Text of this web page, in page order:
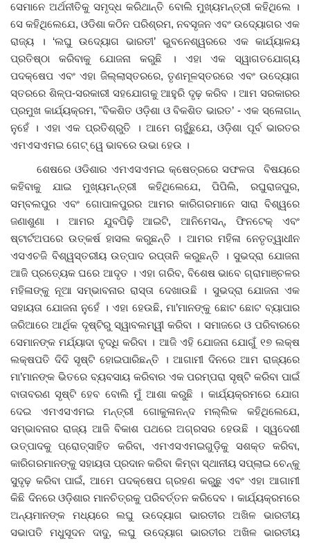
ସେମାନେ ଅର୍ଥନୀତିକୁ ସମୃଦ୍ଧ କରିଥାନ୍ତି ବୋଲି ମୁଖ୍ୟମନ୍ତ୍ରୀ କହିଥିଲେ ।
ସେ କହିଥିଲେଯେ, ଓଡିଶା କଠିନ ପରିଶ୍ରମ, ନବସୃଜନ ଏବଂ ଉଦ୍ୟୋଗର ଏକ
ରାଜ୍ୟ । ‘ଲଘୁ ଉଦ୍ୟୋଗ ଭାରତୀ’ ଭୁବନେଶ୍ୱରରେ ଏକ କାର୍ଯ୍ୟାଳୟ
ପ୍ରତିଷ୍ଠା କରିବାକୁ ଯୋଜନା କରୁଛି । ଏହା ଏକ ସ୍ୱାଗତଯୋଗ୍ୟ
ପଦକ୍ଷେପ ଏବଂ ଏହା ଜିଲ୍ଲାସ୍ତରରେ, ତୃଣମୂଳସ୍ତରରେ ଏବଂ ଉଦ୍ୟୋଗ
ସ୍ତରରେ ଶିଳ୍ପ-ସରକାରୀ ସହଯୋଗକୁ ଆହୁରି ଦୃଢ଼ କରିବ । ଆମ ସରକାରର
ପ୍ରମୁଖ କାର୍ଯ୍ୟକ୍ରମ, "ବିକଶିତ ଓଡ଼ିଶା ଓ ବିକଶିତ ଭାରତ’ - ଏକ ସ୍ଳୋଗାନ୍‌
ନୁହେଁ । ଏହା ଏକ ପ୍ରତିଶ୍ରୁତି । ଆମେ ଚାହୁଁଛୁଯେ, ଓଡ଼ିଶା ପୂର୍ବ ଭାରତର
ଏମଏସଏମଇ ଗେଟ୍‌ ୱେ ଭାବରେ ଉଭା ହେଉ ।
ଶେଷରେ ଓଡିଶାର ଏମଏସଏମଇ କ୍ଷେତ୍ରରେ ସଫଳତା ବିଷୟରେ
କହିବାକୁ ଯାଇ ମୁଖ୍ୟମନ୍ତ୍ରୀ କହିଥିଲେଯେ, ପିପିଲି, ରଘୁରାଜପୁର,
ସମ୍ବଲପୁର ଏବଂ ଗୋପାଳପୁରର ଆମର କାରିଗରମାନେ ସାରା ବିଶ୍ୱରେ
ଜଣାଶୁଣା । ଆମର ଯୁବପିଢ଼ି ଆଇଟି, ଆନିମେସନ୍‌, ଫିନଟେକ୍‌ ଏବଂ
ଷ୍ଟାର୍ଟଅପରେ ଉତ୍କର୍ଷ ହାସଲ କରୁଛନ୍ତି । ଆମର ମହିଳା ନେତୃତ୍ୱାଧୀନ
ଏସଏଚଜି ବିଶ୍ୱସ୍ତରୀୟ ଉତ୍ପାଦ ରପ୍ତାନି କରୁଛନ୍ତି । ସୁଭଦ୍ରା ଯୋଜନା
ଆଜି ପ୍ରତ୍ୟେକ ଘରେ ଆଦୃତ । ଏହା ଗରିବ, ବିଶେଷ ଭାବେ ଗ୍ରାମାଞ୍ଚଳର
ମହିଳାଙ୍କୁ ନୂଆ ସମ୍ଭାବନାର ରାସ୍ତା ଦେଖାଉଛି । ସୁଭଦ୍ରା ଯୋଜନା ଏକ
ସହାୟତା ଯୋଜନା ନୁହେଁ । ଏହା ହେଉଛି, ମା’ମାନଙ୍କୁ ଛୋଟ ଛୋଟ ବ୍ୟାପାର
ଜରିଆରେ ଆର୍ଥିକ ଦୃଷ୍ଟିରୁ ସ୍ୱାବଲମ୍ୱୀ କରିବା । ସମାଜରେ ଓ ପରିବାରରେ
ସେମାନଙ୍କ ମର୍ଯ୍ୟାଦା ବୃଦ୍ଧି କରିବା । ଆଜି ଏହି ଯୋଜନା ଯୋଗୁଁ ୧୭ ଲକ୍ଷ
ଲକ୍ଷପତି ଦିଦି ସୃଷ୍ଟି ହୋଇପାରିଛନ୍ତି । ଆଗାମୀ ଦିନରେ ଆମ ରାଜ୍ୟରେ
ମା’ମାନଙ୍କ ଭିତରେ ବ୍ୟବସାୟ କରିବାର ଏକ ପରମ୍ପରା ସୃଷ୍ଟି କରିବା ପାଇଁ
ବାତାବରଣ ସୃଷ୍ଟି ହେବ ବୋଲି ମୁଁ ଆଶା କରୁଛି । କାର୍ଯ୍ୟକ୍ରମରେ ଯୋଗ
ଦେଇ ଏମଏସଏମଇ ମନ୍ତ୍ରୀ ଗୋକୁଳାନନ୍ଦ ମଲ୍ଲିକ କହିଥିଲେଯେ,
ସମ୍ଭାବନାର ରାଜ୍ୟ ଆଜି ବିକାଶ ପଥରେ ଅଗ୍ରସର ହେଉଛି । ସ୍ୱଦେଶୀ
ଉତ୍ପାଦକୁ ପ୍ରୋତ୍ସାହିତ କରିବା, ଏମଏସଏମଇଗୁଡ଼ିକୁ ସଶକ୍ତ କରିବା,
କାରିଗରମାନଙ୍କୁ ସହାୟତା ପ୍ରଦାନ କରିବା କିମ୍ବା ସ୍ଥାନୀୟ ସପ୍ଲାଇ ଚେନ୍‌କୁ
ସୁଦୃଢ଼ କରିବା ପାଇଁ, ଆମେ ପଦକ୍ଷେପ ଗ୍ରହଣ କରୁଛୁ ଏବଂ ଏହା ଆଗାମୀ
କିଛି ଦିନରେ ଓଡ଼ିଶାର ମାନଚିତ୍ରକୁ ପରିବର୍ତ୍ତନ କରିଦେବ । କାର୍ଯ୍ୟକ୍ରମରେ
ଅନ୍ୟମାନଙ୍କ ମଧ୍ୟରେ ଲଘୁ ଉଦ୍ୟୋଗ ଭାରତୀର ଅଖିଳ ଭାରତୀୟ
ସଭାପତି ମଧୁସୂଦନ ଦାଦୁ, ଲଘୁ ଉଦ୍ୟୋଗ ଭାରତୀର ଅଖିଳ ଭାରତୀୟ